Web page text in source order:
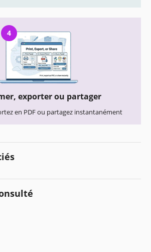
4
exporter ou partager
en PDF ou partagez instantanément